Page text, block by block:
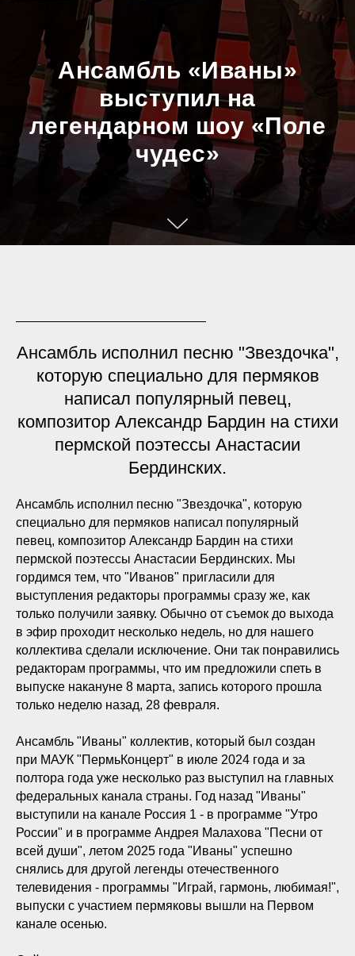
Ансамбль «Иваны»
выступил на
легендарном шоу «Поле
чудес»
Ансамбль исполнил песню "Звездочка",
которую специально для пермяков
написал популярный певец,
композитор Александр Бардин на стихи
пермской поэтессы Анастасии
Бердинских.
Ансамбль исполнил песню "Звездочка", которую
специально для пермяков написал популярный
певец, композитор Александр Бардин на стихи
пермской поэтессы Анастасии Бердинских. Мы
гордимся тем, что "Иванов" пригласили для
выступления редакторы программы сразу же, как
только получили заявку. Обычно от съемок до выхода
в эфир проходит несколько недель, но для нашего
коллектива сделали исключение. Они так понравились
редакторам программы, что им предложили спеть в
выпуске накануне 8 марта, запись которого прошла
только неделю назад, 28 февраля.
Ансамбль "Иваны" коллектив, который был создан
при МАУК "ПермьКонцерт" в июле 2024 года и за
полтора года уже несколько раз выступил на главных
федеральных канала страны. Год назад "Иваны"
выступили на канале Россия 1 - в программе "Утро
России" и в программе Андрея Малахова "Песни от
всей души", летом 2025 года "Иваны" успешно
снялись для другой легенды отечественного
телевидения - программы "Играй, гармонь, любимая!",
выпуски с участием пермяковы вышли на Первом
канале осенью.